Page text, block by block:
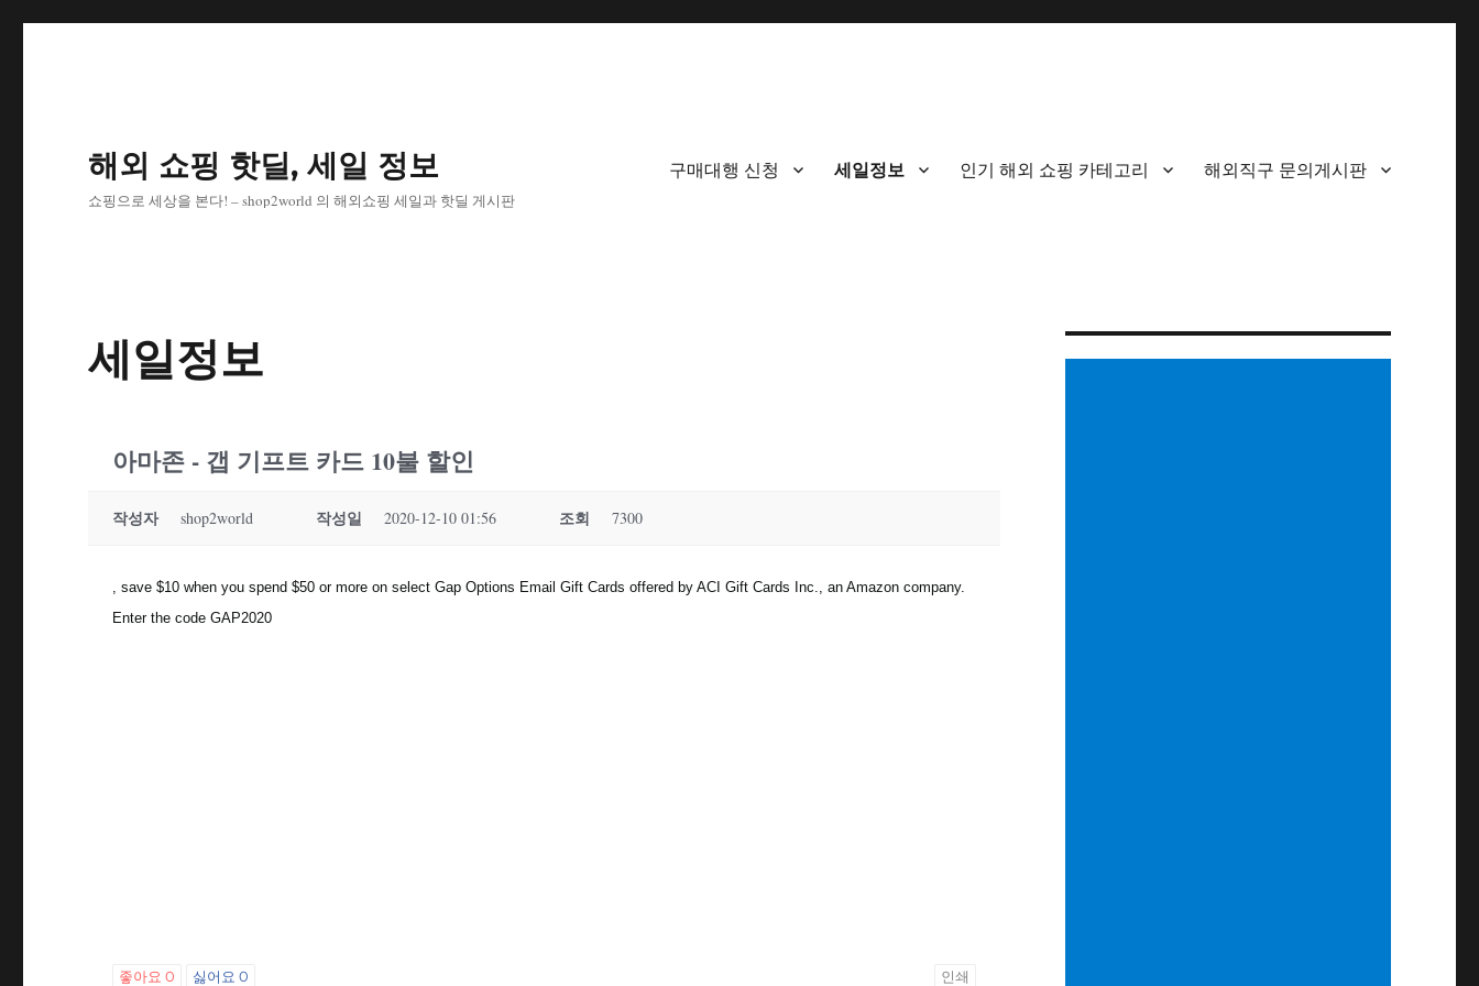
해외 쇼핑 핫딜, 세일 정보
쇼핑으로 세상을 본다! – shop2world 의 해외쇼핑 세일과 핫딜 게시판
구매대행 신청 세일정보 인기 해외 쇼핑 카테고리 해외직구 문의게시판
세일정보
아마존 - 갭 기프트 카드 10불 할인
작성자 shop2world 작성일 2020-12-10 01:56 조회 7300
, save $10 when you spend $50 or more on select Gap Options Email Gift Cards offered by ACI Gift Cards Inc., an Amazon company.
Enter the code GAP2020
좋아요0 싫어요0 인쇄